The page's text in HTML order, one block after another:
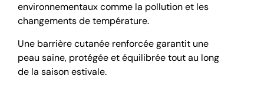
environnementaux comme la pollution et les
changements de température.
Une barrière cutanée renforcée garantit une
peau saine, protégée et équilibrée tout au long
de la saison estivale.